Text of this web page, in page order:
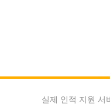
실제 인적 지원 서